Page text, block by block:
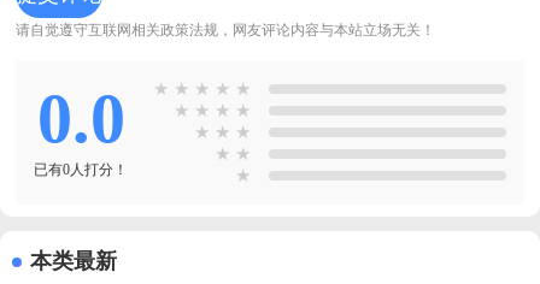
请自觉遵守互联网相关政策法规，网友评论内容与本站立场无关！
0.0
已有0人打分！
★ ★ ★ ★ ★
★ ★ ★ ★
★ ★ ★
★ ★
★
本类最新